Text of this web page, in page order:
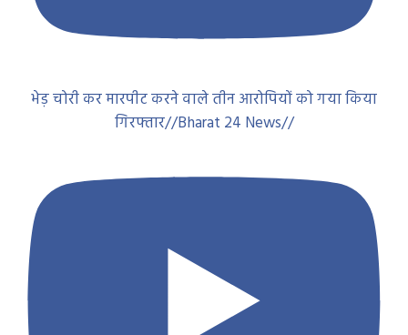
भेड़ चोरी कर मारपीट करने वाले तीन आरोपियों को गया किया
गिरफ्तार//Bharat 24 News//